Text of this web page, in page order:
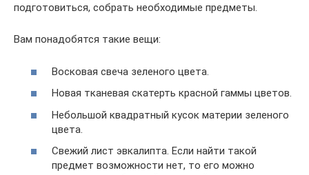
подготовиться, собрать необходимые предметы.
Вам понадобятся такие вещи:
Восковая свеча зеленого цвета.
Новая тканевая скатерть красной гаммы цветов.
Небольшой квадратный кусок материи зеленого
цвета.
Свежий лист эвкалипта. Если найти такой
предмет возможности нет, то его можно